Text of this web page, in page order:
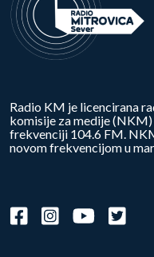
Radio KM je licencirana
komisije za medije
frekvenciji 104.6 FM.
novom frekvencijom u